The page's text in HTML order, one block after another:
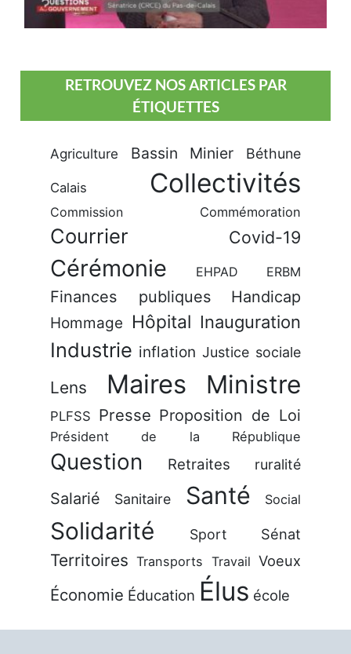
RETROUVEZ NOS ARTICLES PAR
ÉTIQUETTES
Agriculture Bassin Minier Béthune
Calais Collectivités
Commission Commémoration
Courrier Covid-19
Cérémonie EHPAD ERBM
Finances publiques Handicap
Hommage Hôpital Inauguration
Industrie inflation Justice sociale
Lens Maires Ministre
PLFSS Presse Proposition de Loi
Président de la République
Question Retraites ruralité
Salarié Sanitaire Santé Social
Solidarité Sport Sénat
Territoires Transports Travail Voeux
Économie Éducation Élus école